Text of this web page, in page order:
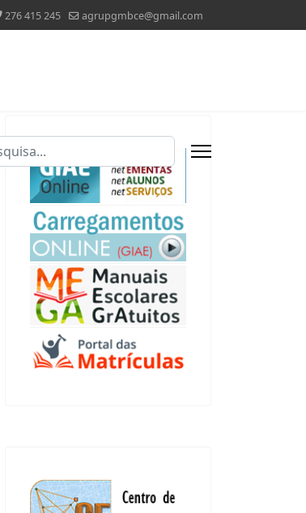
276 415 245 agrupgmbce@gmail.com
2 or more characters for results.